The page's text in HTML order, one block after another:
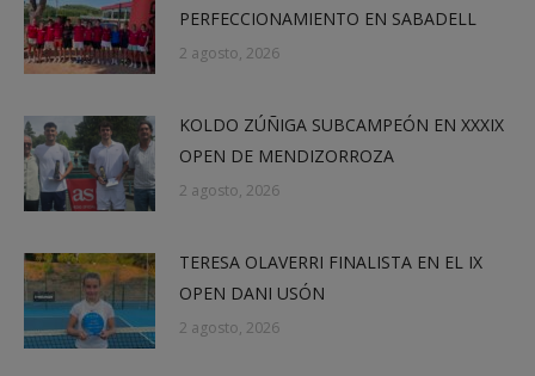
PERFECCIONAMIENTO EN SABADELL
2 agosto, 2026
KOLDO ZÚÑIGA SUBCAMPEÓN EN XXXIX
OPEN DE MENDIZORROZA
2 agosto, 2026
TERESA OLAVERRI FINALISTA EN EL IX
OPEN DANI USÓN
2 agosto, 2026